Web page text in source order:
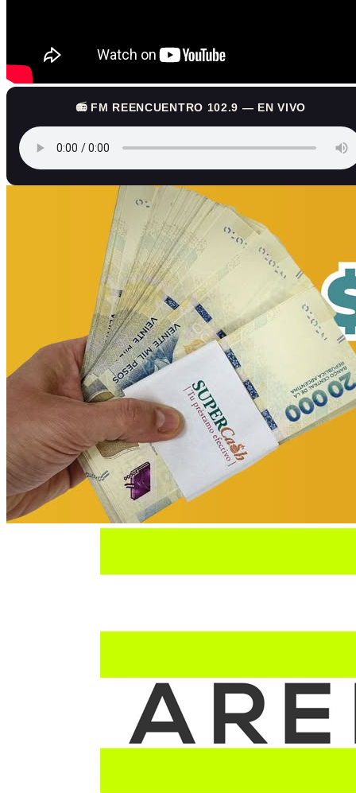
📻 FM REENCUENTRO 102.9 — EN VIVO